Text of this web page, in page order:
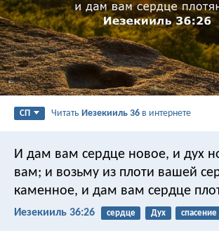
СП ЧитатьИезекииль 36 в интернете
И дам вам сердце новое, и дух
вам; и возьму из плоти вашей
каменное, и дам вам сердце
Иезекииль 36:26 сердце Дух спасение